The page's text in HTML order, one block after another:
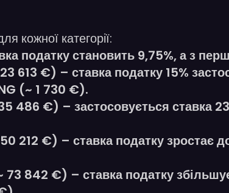
кожної категорії:
податку становить 9,75%, а з
€) – ставка податку 15%
(~ 1 730 €).
486 €) – застосовується ставка
212 €) – ставка податку зростає
842 €) – ставка податку